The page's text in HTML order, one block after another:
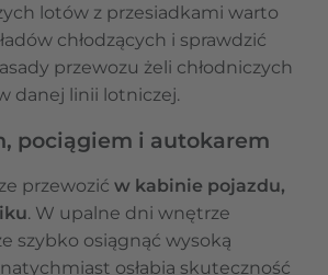
lotów z przesiadkami warto
chłodzących i sprawdzić
przewozu żeli chłodniczych
danej linii lotniczej.
pociągiem i autokarem
przewozić w kabinie pojazdu,
. W upalne dni wnętrze
szybko osiągnąć wysoką
osłabia skuteczność